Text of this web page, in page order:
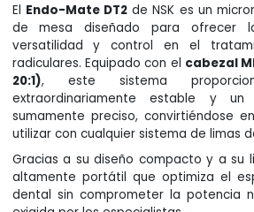
El Endo-Mate DT2de NSK es un
de mesa diseñado para ofrecer
versatilidad y control en el
radiculares. Equipado con el cabezal
20:1), este sistema
extraordinariamente estable y
sumamente preciso, convirtiéndose
utilizar con cualquier sistema de limas
Gracias a su diseño compacto y a su
altamente portátil que optimiza el
dental sin comprometer la potencia